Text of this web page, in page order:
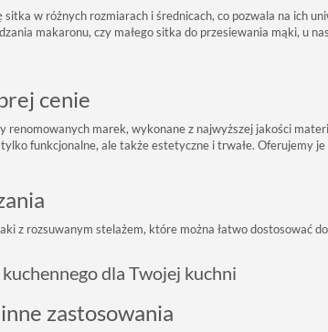
w różnych rozmiarach i średnicach, co pozwala na ich
makaronu, czy małego sitka do przesiewania mąki, u
cenie
renomowanych marek, wykonane z najwyższej jakości
funkcjonalne, ale także estetyczne i trwałe. Oferujemy
z rozsuwanym stelażem, które można łatwo dostosować
dla Twojej kuchni
zastosowania